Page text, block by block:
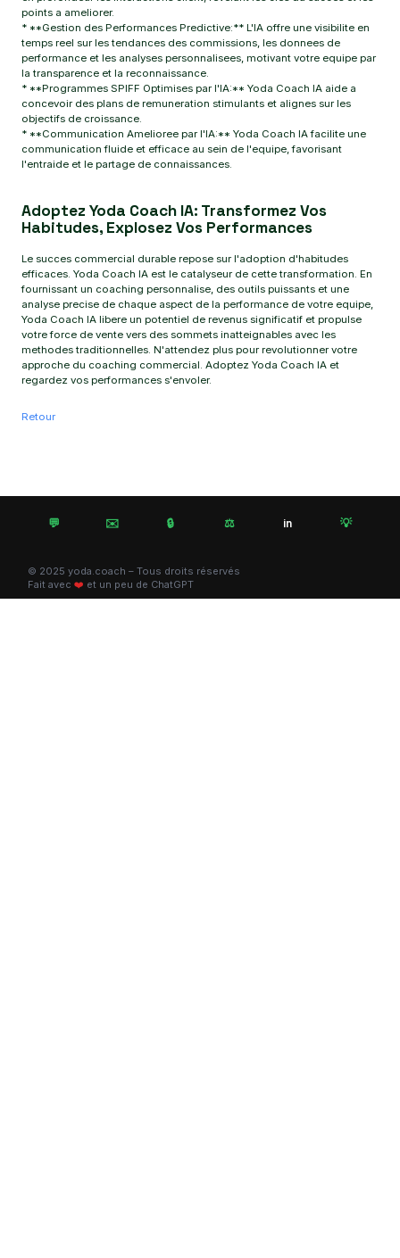
points a ameliorer.
* **Gestion des Performances Predictive:** L'IA offre une visibilite en
temps reel sur les tendances des commissions, les donnees de
performance et les analyses personnalisees, motivant votre equipe par
la transparence et la reconnaissance.
* **Programmes SPIFF Optimises par l'IA:** Yoda Coach IA aide a
concevoir des plans de remuneration stimulants et alignes sur les
objectifs de croissance.
* **Communication Amelioree par l'IA:** Yoda Coach IA facilite une
communication fluide et efficace au sein de l'equipe, favorisant
l'entraide et le partage de connaissances.
Adoptez Yoda Coach IA: Transformez Vos
Habitudes, Explosez Vos Performances
Le succes commercial durable repose sur l'adoption d'habitudes
efficaces. Yoda Coach IA est le catalyseur de cette transformation. En
fournissant un coaching personnalise, des outils puissants et une
analyse precise de chaque aspect de la performance de votre equipe,
Yoda Coach IA libere un potentiel de revenus significatif et propulse
votre force de vente vers des sommets inatteignables avec les
methodes traditionnelles. N'attendez plus pour revolutionner votre
approche du coaching commercial. Adoptez Yoda Coach IA et
regardez vos performances s'envoler.
Retour
💬 ✉️ 🔒 ⚖️ in 💡
© 2025 yoda.coach – Tous droits réservés
Fait avec ❤️ et un peu de ChatGPT